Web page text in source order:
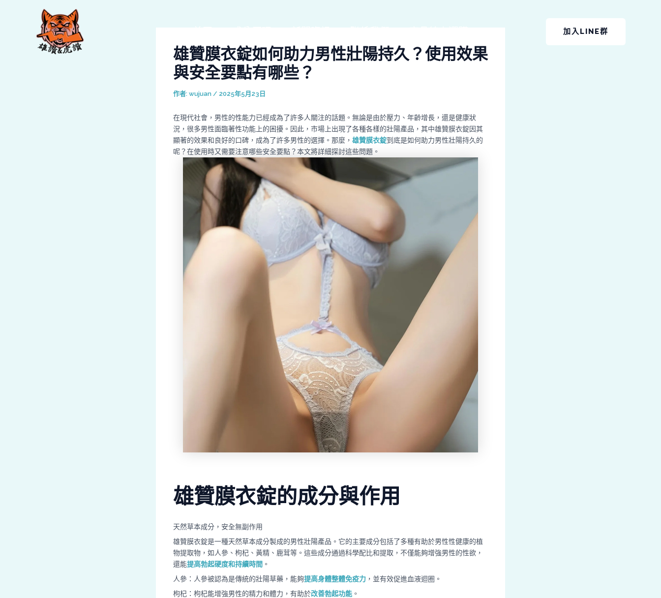
加入LINE群
雄贊膜衣錠如何助力男性壯陽持久？使用效果
與安全要點有哪些？
作者: wujuan / 2025年5月23日
在現代社會，男性的性能力已經成為了許多人關注的話題。無論是由於壓力、年齡增長，還是健康狀
況，很多男性面臨著性功能上的困擾。因此，市場上出現了各種各樣的壯陽產品，其中雄贊膜衣錠因其
顯著的效果和良好的口碑，成為了許多男性的選擇。那麼， 雄贊膜衣錠到底是如何助力男性壯陽持久的
呢？在使用時又需要注意哪些安全要點？本文將詳細探討這些問題。
雄贊膜衣錠的成分與作用
天然草本成分，安全無副作用
雄贊膜衣錠是一種天然草本成分製成的男性壯陽產品。它的主要成分包括了多種有助於男性性健康的植
物提取物，如人參、枸杞、黃精、鹿茸等。這些成分通過科學配比和提取，不僅能夠增強男性的性欲，
還能提高勃起硬度和持續時間 。
人參：人參被認為是傳統的壯陽草藥，能夠提高身體整體免疫力 ，並有效促進血液迴圈。
枸杞：枸杞能增強男性的精力和體力，有助於改善勃起功能 。